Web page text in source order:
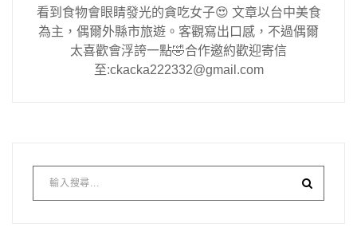
看到食物會眼睛發光的貪吃女子😍 文章以台中美食
為主，偶爾外縣市旅遊。客觀寫出口感，不過偶爾
太喜歡會浮誇一點🤣合作邀約歡迎寄信
至:ckacka222332@gmail.com